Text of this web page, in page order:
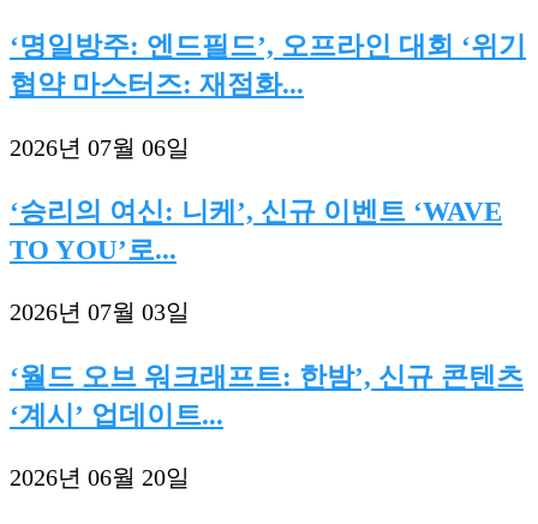
‘명일방주: 엔드필드’, 오프라인 대회 ‘위기
협약 마스터즈: 재점화...
2026년 07월 06일
‘승리의 여신: 니케’, 신규 이벤트 ‘WAVE
TO YOU’로...
2026년 07월 03일
‘월드 오브 워크래프트: 한밤’, 신규 콘텐츠
‘계시’ 업데이트...
2026년 06월 20일